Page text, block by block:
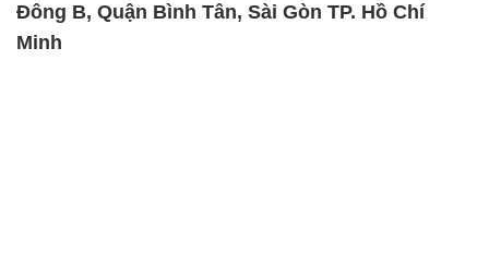
Đông B, Quận Bình Tân, Sài Gòn TP. Hồ Chí
Minh